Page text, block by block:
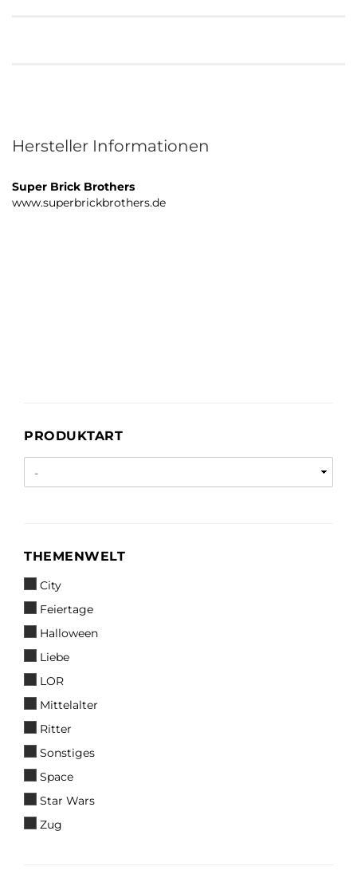
Hersteller Informationen
Super Brick Brothers
www.superbrickbrothers.de
PRODUKTART
PRODUKTART
THEMENWELT
THEMENWELT
City
Feiertage
Halloween
Liebe
LOR
Mittelalter
Ritter
Sonstiges
Space
Star Wars
Zug